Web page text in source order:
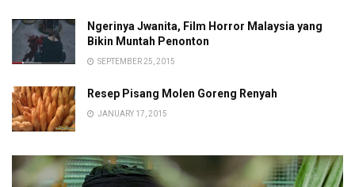
Ngerinya Jwanita, Film Horror Malaysia yang
Bikin Muntah Penonton
SEPTEMBER 25, 2015
Resep Pisang Molen Goreng Renyah
JANUARY 17, 2015